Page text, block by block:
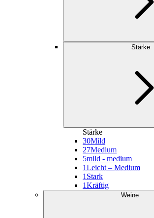
Stärke
Stärke
30Mild
27Medium
5mild - medium
1Leicht – Medium
1 Stark
1Kräftig
Weine